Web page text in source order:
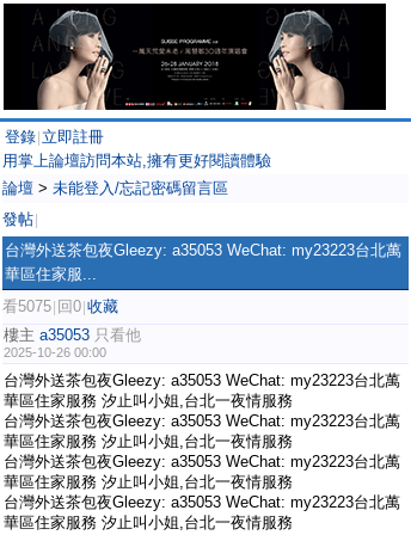
登錄 立即註冊
用掌上論壇訪問本站,擁有更好閱讀體驗
論壇 > 未能登入/忘記密碼留言區
發帖
台灣外送茶包夜Gleezy: a35053 WeChat: my23223台北萬
華區住家服...
看5075 回0 收藏
樓主 a35053 只看他
2025-10-26 00:00
台灣外送茶包夜Gleezy: a35053 WeChat: my23223台北萬
華區住家服務 汐止叫小姐,台北一夜情服務
台灣外送茶包夜Gleezy: a35053 WeChat: my23223台北萬
華區住家服務 汐止叫小姐,台北一夜情服務
台灣外送茶包夜Gleezy: a35053 WeChat: my23223台北萬
華區住家服務 汐止叫小姐,台北一夜情服務
台灣外送茶包夜Gleezy: a35053 WeChat: my23223台北萬
華區住家服務 汐止叫小姐,台北一夜情服務